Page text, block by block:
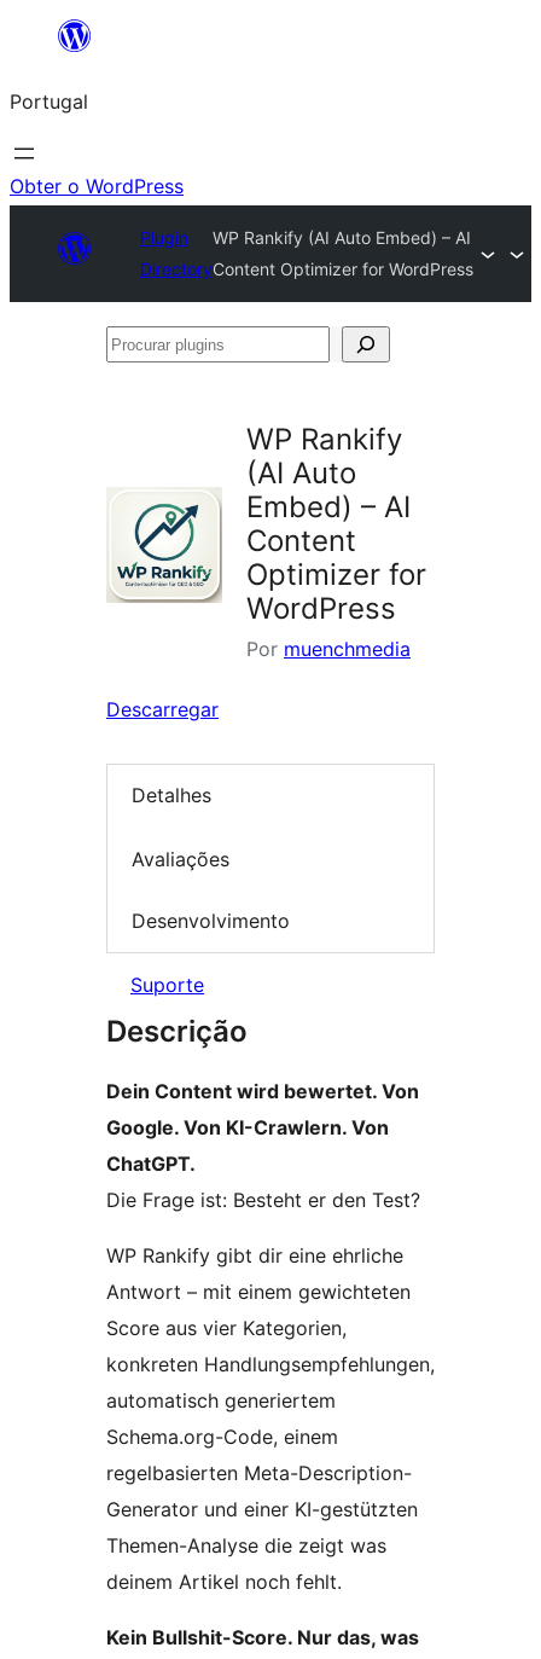
Saltar
o
conteúdo
Portugal
Obter o WordPress
Plugin
Directory
WP Rankify (AI Auto Embed) – AI
Content Optimizer for WordPress
Procurar
WP Rankify
(AI Auto
Embed) – AI
Content
Optimizer for
WordPress
Por muenchmedia
Descarregar
Detalhes
Avaliações
Desenvolvimento
Suporte
Descrição
Dein Content wird bewertet. Von
Google. Von KI-Crawlern. Von
ChatGPT.
Die Frage ist: Besteht er den Test?
WP Rankify gibt dir eine ehrliche
Antwort – mit einem gewichteten
Score aus vier Kategorien,
konkreten Handlungsempfehlungen,
automatisch generiertem
Schema.org-Code, einem
regelbasierten Meta-Description-
Generator und einer KI-gestützten
Themen-Analyse die zeigt was
deinem Artikel noch fehlt.
Kein Bullshit-Score. Nur das, was